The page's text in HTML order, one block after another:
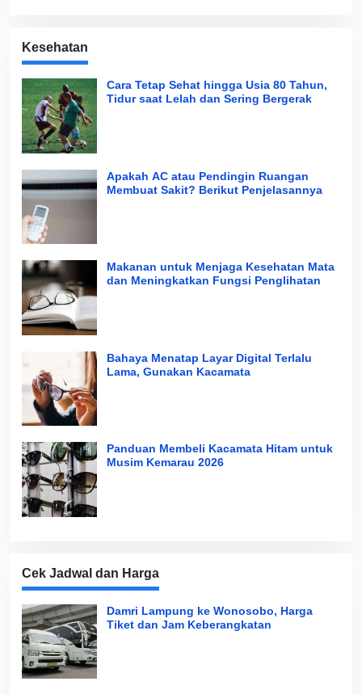
Kesehatan
Cara Tetap Sehat hingga Usia 80 Tahun,
Tidur saat Lelah dan Sering Bergerak
Apakah AC atau Pendingin Ruangan
Membuat Sakit? Berikut Penjelasannya
Makanan untuk Menjaga Kesehatan Mata
dan Meningkatkan Fungsi Penglihatan
Bahaya Menatap Layar Digital Terlalu
Lama, Gunakan Kacamata
Panduan Membeli Kacamata Hitam untuk
Musim Kemarau 2026
Cek Jadwal dan Harga
Damri Lampung ke Wonosobo, Harga
Tiket dan Jam Keberangkatan